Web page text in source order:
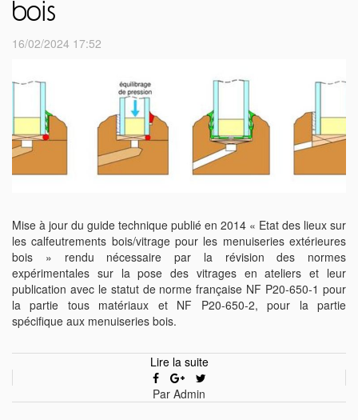
bois
16/02/2024 17:52
Mise à jour du guide technique publié en 2014 « Etat des lieux sur
les calfeutrements bois/vitrage pour les menuiseries extérieures
bois » rendu nécessaire par la révision des normes
expérimentales sur la pose des vitrages en ateliers et leur
publication avec le statut de norme française NF P20-650-1 pour
la partie tous matériaux et NF P20-650-2, pour la partie
spécifique aux menuiseries bois.
Lire la suite
Par Admin